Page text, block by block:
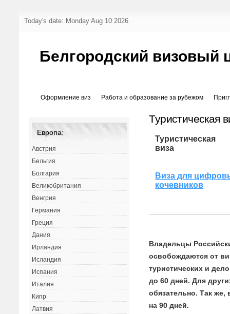
Today's date: Monday Aug 10 2026
Белгородский визовый
Оформление виз Работа и образование за рубежом
Туристическая
Туристическая
виза
Виза для
кочевников
Владельцы
освобождаются от
туристических и
до 60 дней. Для
обязательно. Так
на 90 дней.
Европа:
Австрия
Бельгия
Болгария
Великобритания
Венгрия
Германия
Греция
Дания
Ирландия
Исландия
Испания
Италия
Кипр
Латвия